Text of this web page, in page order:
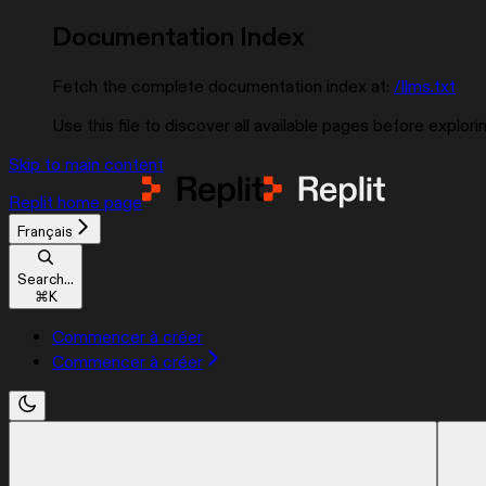
Documentation Index
Fetch the complete documentation index at: /llms.txt
Use this file to discover all available pages before
Skip to main content
Replit home page
Français
Search...
⌘K
Commencer à créer
Commencer à créer